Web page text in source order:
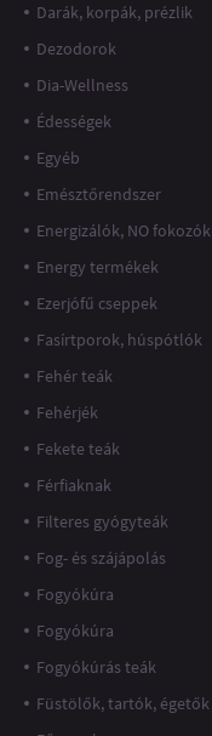
Darák, korpák, prézlik
Dezodorok
Dia-Wellness
Édességek
Egyéb
Emésztőrendszer
Energizálók, NO fokozók
Energy termékek
Ezerjófű cseppek
Fasírtporok, húspótlók
Fehér teák
Fehérjék
Fekete teák
Férfiaknak
Filteres gyógyteák
Fog- és szájápolás
Fogyókúra
Fogyókúra
Fogyókúrás teák
Füstölők, tartók, égetők